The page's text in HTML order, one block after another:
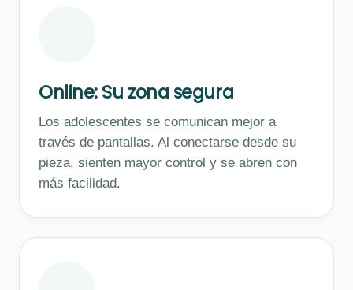
Online: Su zona segura
Los adolescentes se comunican mejor a
través de pantallas. Al conectarse desde su
pieza, sienten mayor control y se abren con
más facilidad.